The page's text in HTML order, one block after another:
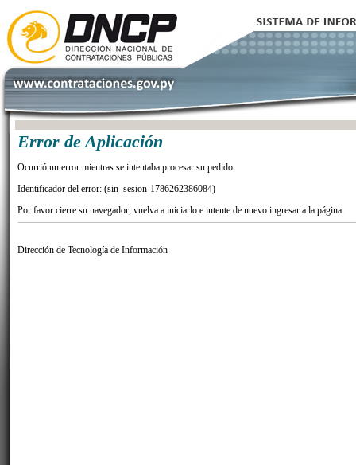
Error de Aplicación
Ocurrió un error mientras se intentaba procesar su pedido.
Identificador del error: (sin_sesion-1786262386084)
Por favor cierre su navegador, vuelva a iniciarlo e intente de nuevo ingresar a la página.
Dirección de Tecnología de Información